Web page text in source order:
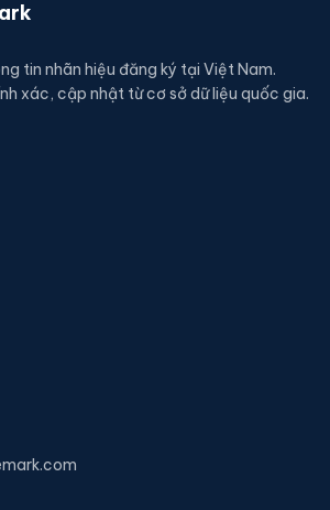
tin nhãn hiệu đăng ký tại Việt Nam.
xác, cập nhật từ cơ sở dữ liệu quốc gia.